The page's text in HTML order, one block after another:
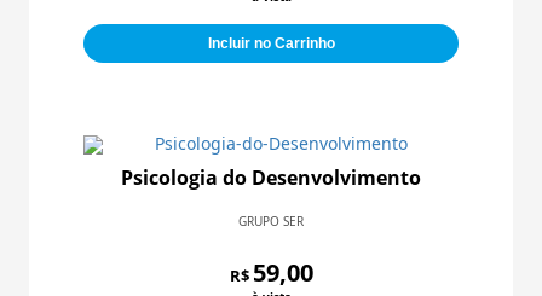
Incluir no Carrinho
Psicologia do Desenvolvimento
GRUPO SER
R$ 59,00